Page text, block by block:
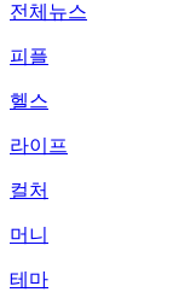
전체뉴스
피플
헬스
라이프
컬처
머니
테마